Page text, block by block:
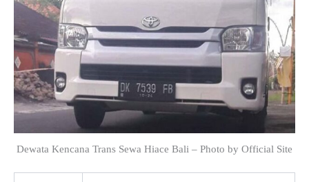
Dewata Kencana Trans Sewa Hiace Bali – Photo by Official Site